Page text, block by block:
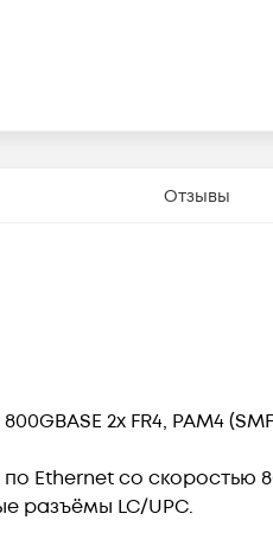
Отзывы
2x FR4, PAM4
Ethernet со скоростью
разъёмы LC/UPC.